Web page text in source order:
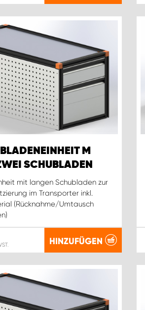
M
SCHUBLADEN
mit langen Schubladen zur
im Transporter inkl.
(Rücknahme/Umtausch
HINZUFÜGEN